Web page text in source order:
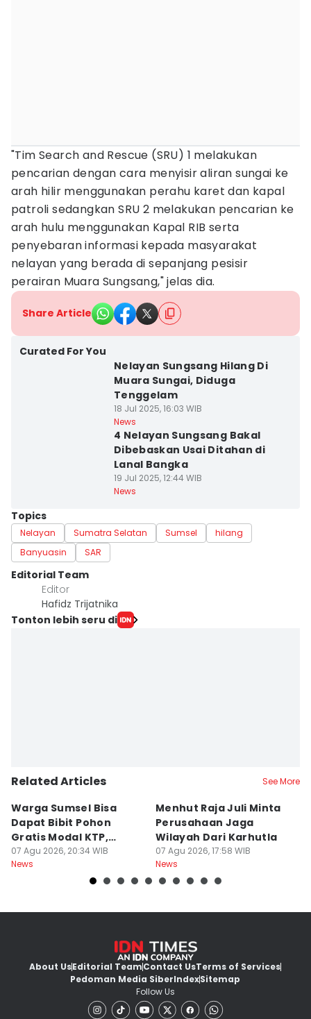
"Tim Search and Rescue (SRU) 1 melakukan
pencarian dengan cara menyisir aliran sungai ke
arah hilir menggunakan perahu karet dan kapal
patroli sedangkan SRU 2 melakukan pencarian ke
arah hulu menggunakan Kapal RIB serta
penyebaran informasi kepada masyarakat
nelayan yang berada di sepanjang pesisir
perairan Muara Sungsang," jelas dia.
Share Article
Curated For You
Nelayan Sungsang Hilang Di
Muara Sungai, Diduga
Tenggelam
18 Jul 2025, 16:03 WIB
News
4 Nelayan Sungsang Bakal
Dibebaskan Usai Ditahan di
Lanal Bangka
19 Jul 2025, 12:44 WIB
News
Topics
Nelayan Sumatra Selatan Sumsel
hilang
Banyuasin
SAR
Editorial Team
Editor
Hafidz Trijatnika
Tonton lebih seru di
Related Articles See More
Warga Sumsel Bisa
Dapat Bibit Pohon
Gratis Modal KTP,
Menhut Beberkan
Caranya
07 Agu 2026, 20:34 WIB
News
Menhut Raja Juli Minta
Perusahaan Jaga
Wilayah Dari Karhutla
07 Agu 2026, 17:58 WIB
News
About UsEditorial TeamContact UsTerms of Services
Pedoman Media SiberIndexSitemap
Follow Us